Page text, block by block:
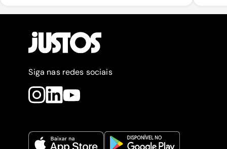
Siga nas redes sociais